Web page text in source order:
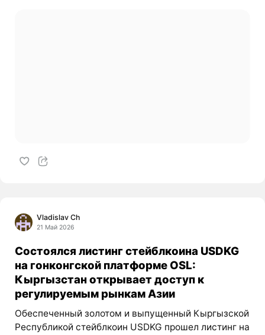
Vladislav Ch
21 Май 2026
Состоялся листинг стейблкоина USDKG
на гонконгской платформе OSL:
Кыргызстан открывает доступ к
регулируемым рынкам Азии
Обеспеченный золотом и выпущенный Кыргызской
Республикой стейблкоин USDKG прошел листинг на